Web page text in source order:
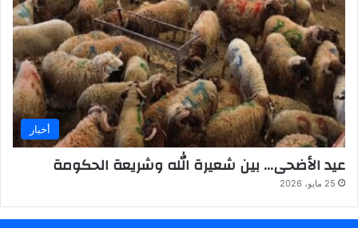
أخبار
عيد الأضحى… بين شعيرة الله وشريعة الحكومة
25 مايو، 2026